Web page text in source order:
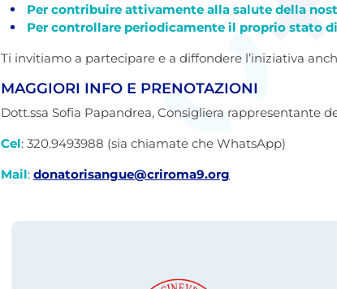
Per contribuire attivamente alla salute della
Per controllare periodicamente il proprio stato
Ti invitiamo a partecipare e a diffondere l’iniziativa
MAGGIORI INFO E PRENOTAZIONI
Dott.ssa Sofia Papandrea, Consigliera rappresentante
Cel: 320.9493988 (sia chiamate che WhatsApp)
Mail: donatorisangue@criroma9.org